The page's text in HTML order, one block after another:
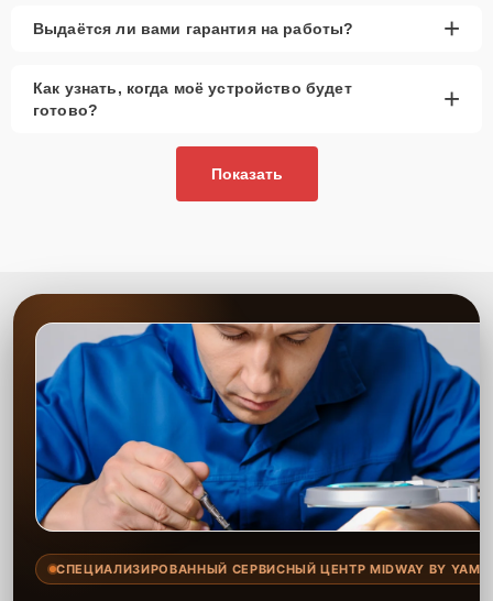
Выдаётся ли вами гарантия на работы? +
Как узнать, когда моё устройство будет
готово?
+
Показать
СПЕЦИАЛИЗИРОВАННЫЙ СЕРВИСНЫЙ ЦЕНТР MIDWAY BY